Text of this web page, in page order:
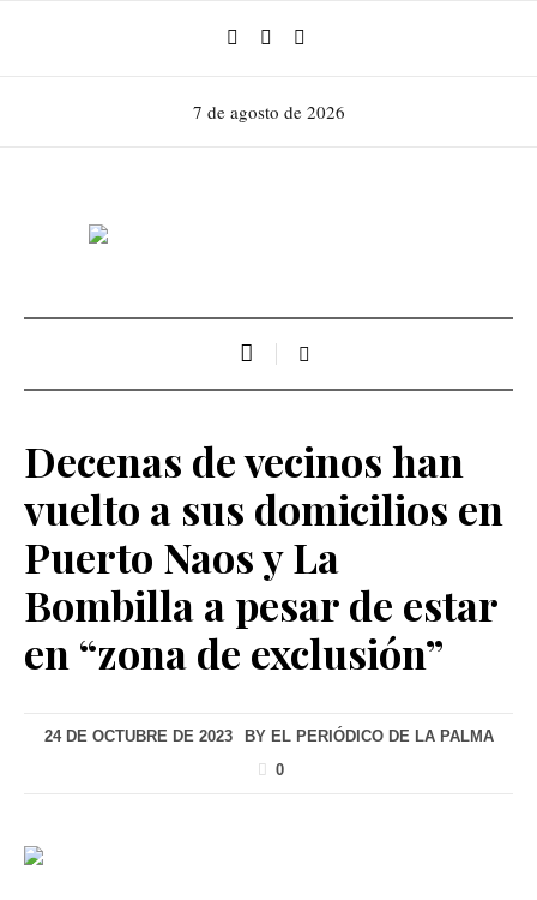
7 de agosto de 2026
Decenas de vecinos han
vuelto a sus domicilios en
Puerto Naos y La
Bombilla a pesar de estar
en “zona de exclusión”
24 DE OCTUBRE DE 2023 BY EL PERIÓDICO DE LA PALMA
0